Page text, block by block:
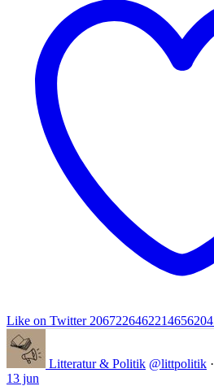
Like on Twitter 2067226462214656204
Litteratur & Politik @littpolitik ·
13 jun